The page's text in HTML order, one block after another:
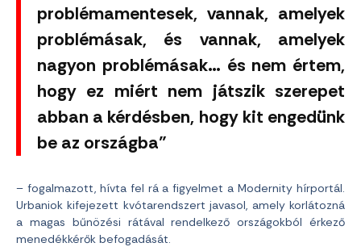
problémamentesek, vannak, amelyek
problémásak, és vannak, amelyek
nagyon problémásak… és nem értem,
hogy ez miért nem játszik szerepet
abban a kérdésben, hogy kit engedünk
be az országba”
– fogalmazott, hívta fel rá a figyelmet a Modernity hírportál.
Urbaniok kifejezett kvótarendszert javasol, amely korlátozná
a magas bűnözési rátával rendelkező országokból érkező
menedékkérők befogadását.